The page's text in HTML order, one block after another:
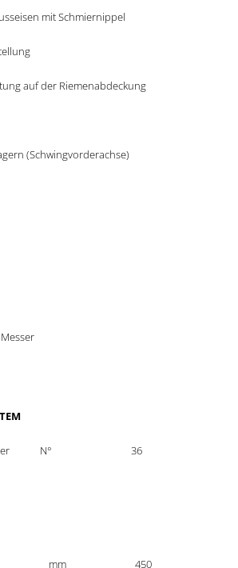
mit Schmiernippel
auf der Riemenabdeckung
(Schwingvorderachse)
N° 36
mm 450